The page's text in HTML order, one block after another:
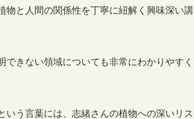
物と人間の関係性を丁寧に紐解く興味深い講
きない領域についても非常にわかりやすく
いう言葉には、志緒さんの植物への深いリス